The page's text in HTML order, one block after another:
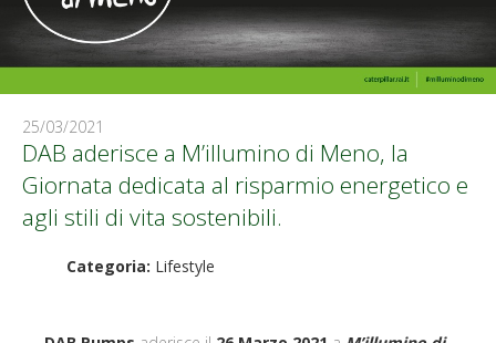
25/03/2021
DAB aderisce a M’illumino di Meno, la
Giornata dedicata al risparmio energetico e
agli stili di vita sostenibili.
Categoria: Lifestyle